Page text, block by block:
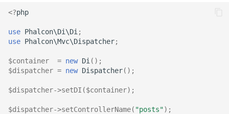
元数据
关系
事务
验证器
Volt
动作
驼峰命名
过滤文件扩展名
模型注入
队列
安全
存储
工具
<?php
use Phalcon\Di\Di ;
use Phalcon\Mvc\Dispatcher;
$container = new Di ();
$dispatcher = new Dispatcher();
$dispatcher->setDI ($container);
$dispatcher->setControllerName( "posts");